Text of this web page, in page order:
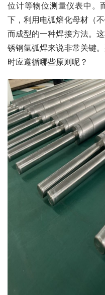
位计等物位测量仪表中。
下，利用电弧熔化母材（
而成型的一种焊接方法。
锈钢氩弧焊来说非常关键
时应遵循哪些原则呢？